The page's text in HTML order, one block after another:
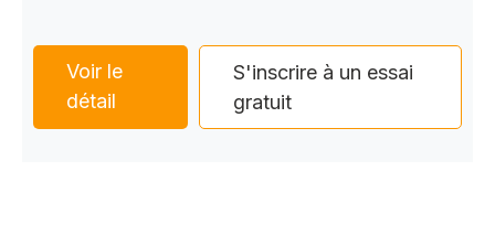
Voir le
détail
S'inscrire à un essai
gratuit